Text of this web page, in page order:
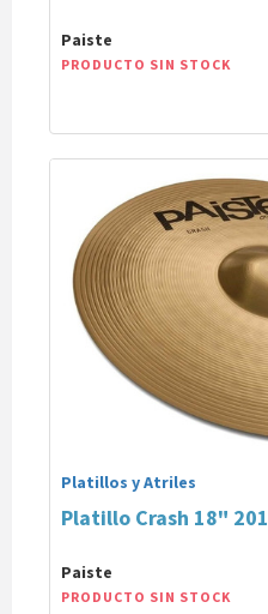
Paiste
PRODUCTO SIN STOCK
Platillos y Atriles
Platillo Crash 18" 201
Paiste
PRODUCTO SIN STOCK